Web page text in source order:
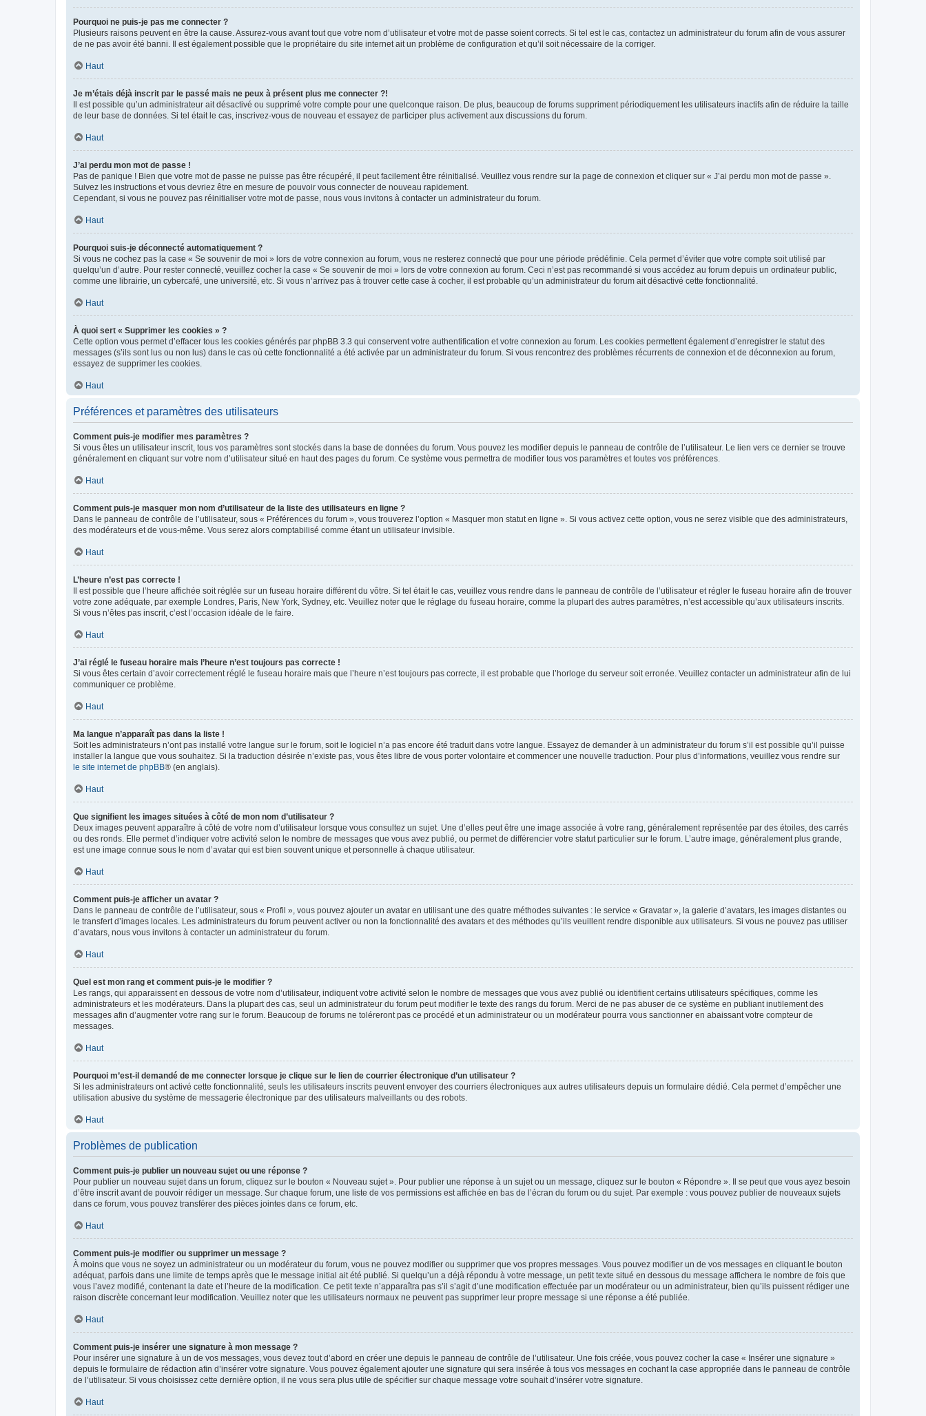
Pourquoi ne puis-je pas me connecter ?
Plusieurs raisons peuvent en être la cause. Assurez-vous avant tout que votre nom d’utilisateur et votre mot de passe soient corrects. Si tel est le cas, contactez un administrateur du forum afin de vous assurer
de ne pas avoir été banni. Il est également possible que le propriétaire du site internet ait un problème de configuration et qu’il soit nécessaire de la corriger.
Haut
Je m’étais déjà inscrit par le passé mais ne peux à présent plus me connecter ?!
Il est possible qu’un administrateur ait désactivé ou supprimé votre compte pour une quelconque raison. De plus, beaucoup de forums suppriment périodiquement les utilisateurs inactifs afin de réduire la taille
de leur base de données. Si tel était le cas, inscrivez-vous de nouveau et essayez de participer plus activement aux discussions du forum.
Haut
J’ai perdu mon mot de passe !
Pas de panique ! Bien que votre mot de passe ne puisse pas être récupéré, il peut facilement être réinitialisé. Veuillez vous rendre sur la page de connexion et cliquer sur « J’ai perdu mon mot de passe ».
Suivez les instructions et vous devriez être en mesure de pouvoir vous connecter de nouveau rapidement.
Cependant, si vous ne pouvez pas réinitialiser votre mot de passe, nous vous invitons à contacter un administrateur du forum.
Haut
Pourquoi suis-je déconnecté automatiquement ?
Si vous ne cochez pas la case « Se souvenir de moi » lors de votre connexion au forum, vous ne resterez connecté que pour une période prédéfinie. Cela permet d’éviter que votre compte soit utilisé par
quelqu’un d’autre. Pour rester connecté, veuillez cocher la case « Se souvenir de moi » lors de votre connexion au forum. Ceci n’est pas recommandé si vous accédez au forum depuis un ordinateur public,
comme une librairie, un cybercafé, une université, etc. Si vous n’arrivez pas à trouver cette case à cocher, il est probable qu’un administrateur du forum ait désactivé cette fonctionnalité.
Haut
À quoi sert « Supprimer les cookies » ?
Cette option vous permet d’effacer tous les cookies générés par phpBB 3.3 qui conservent votre authentification et votre connexion au forum. Les cookies permettent également d’enregistrer le statut des
messages (s’ils sont lus ou non lus) dans le cas où cette fonctionnalité a été activée par un administrateur du forum. Si vous rencontrez des problèmes récurrents de connexion et de déconnexion au forum,
essayez de supprimer les cookies.
Haut
Préférences et paramètres des utilisateurs
Comment puis-je modifier mes paramètres ?
Si vous êtes un utilisateur inscrit, tous vos paramètres sont stockés dans la base de données du forum. Vous pouvez les modifier depuis le panneau de contrôle de l’utilisateur. Le lien vers ce dernier se trouve
généralement en cliquant sur votre nom d’utilisateur situé en haut des pages du forum. Ce système vous permettra de modifier tous vos paramètres et toutes vos préférences.
Haut
Comment puis-je masquer mon nom d’utilisateur de la liste des utilisateurs en ligne ?
Dans le panneau de contrôle de l’utilisateur, sous « Préférences du forum », vous trouverez l’option « Masquer mon statut en ligne ». Si vous activez cette option, vous ne serez visible que des administrateurs,
des modérateurs et de vous-même. Vous serez alors comptabilisé comme étant un utilisateur invisible.
Haut
L’heure n’est pas correcte !
Il est possible que l’heure affichée soit réglée sur un fuseau horaire différent du vôtre. Si tel était le cas, veuillez vous rendre dans le panneau de contrôle de l’utilisateur et régler le fuseau horaire afin de trouver
votre zone adéquate, par exemple Londres, Paris, New York, Sydney, etc. Veuillez noter que le réglage du fuseau horaire, comme la plupart des autres paramètres, n’est accessible qu’aux utilisateurs inscrits.
Si vous n’êtes pas inscrit, c’est l’occasion idéale de le faire.
Haut
J’ai réglé le fuseau horaire mais l’heure n’est toujours pas correcte !
Si vous êtes certain d’avoir correctement réglé le fuseau horaire mais que l’heure n’est toujours pas correcte, il est probable que l’horloge du serveur soit erronée. Veuillez contacter un administrateur afin de lui
communiquer ce problème.
Haut
Ma langue n’apparaît pas dans la liste !
Soit les administrateurs n’ont pas installé votre langue sur le forum, soit le logiciel n’a pas encore été traduit dans votre langue. Essayez de demander à un administrateur du forum s’il est possible qu’il puisse
installer la langue que vous souhaitez. Si la traduction désirée n’existe pas, vous êtes libre de vous porter volontaire et commencer une nouvelle traduction. Pour plus d’informations, veuillez vous rendre sur
le site internet de phpBB® (en anglais).
Haut
Que signifient les images situées à côté de mon nom d’utilisateur ?
Deux images peuvent apparaître à côté de votre nom d’utilisateur lorsque vous consultez un sujet. Une d’elles peut être une image associée à votre rang, généralement représentée par des étoiles, des carrés
ou des ronds. Elle permet d’indiquer votre activité selon le nombre de messages que vous avez publié, ou permet de différencier votre statut particulier sur le forum. L’autre image, généralement plus grande,
est une image connue sous le nom d’avatar qui est bien souvent unique et personnelle à chaque utilisateur.
Haut
Comment puis-je afficher un avatar ?
Dans le panneau de contrôle de l’utilisateur, sous « Profil », vous pouvez ajouter un avatar en utilisant une des quatre méthodes suivantes : le service « Gravatar », la galerie d’avatars, les images distantes ou
le transfert d’images locales. Les administrateurs du forum peuvent activer ou non la fonctionnalité des avatars et des méthodes qu’ils veuillent rendre disponible aux utilisateurs. Si vous ne pouvez pas utiliser
d’avatars, nous vous invitons à contacter un administrateur du forum.
Haut
Quel est mon rang et comment puis-je le modifier ?
Les rangs, qui apparaissent en dessous de votre nom d’utilisateur, indiquent votre activité selon le nombre de messages que vous avez publié ou identifient certains utilisateurs spécifiques, comme les
administrateurs et les modérateurs. Dans la plupart des cas, seul un administrateur du forum peut modifier le texte des rangs du forum. Merci de ne pas abuser de ce système en publiant inutilement des
messages afin d’augmenter votre rang sur le forum. Beaucoup de forums ne toléreront pas ce procédé et un administrateur ou un modérateur pourra vous sanctionner en abaissant votre compteur de
messages.
Haut
Pourquoi m’est-il demandé de me connecter lorsque je clique sur le lien de courrier électronique d’un utilisateur ?
Si les administrateurs ont activé cette fonctionnalité, seuls les utilisateurs inscrits peuvent envoyer des courriers électroniques aux autres utilisateurs depuis un formulaire dédié. Cela permet d’empêcher une
utilisation abusive du système de messagerie électronique par des utilisateurs malveillants ou des robots.
Haut
Problèmes de publication
Comment puis-je publier un nouveau sujet ou une réponse ?
Pour publier un nouveau sujet dans un forum, cliquez sur le bouton « Nouveau sujet ». Pour publier une réponse à un sujet ou un message, cliquez sur le bouton « Répondre ». Il se peut que vous ayez besoin
d’être inscrit avant de pouvoir rédiger un message. Sur chaque forum, une liste de vos permissions est affichée en bas de l’écran du forum ou du sujet. Par exemple : vous pouvez publier de nouveaux sujets
dans ce forum, vous pouvez transférer des pièces jointes dans ce forum, etc.
Haut
Comment puis-je modifier ou supprimer un message ?
À moins que vous ne soyez un administrateur ou un modérateur du forum, vous ne pouvez modifier ou supprimer que vos propres messages. Vous pouvez modifier un de vos messages en cliquant le bouton
adéquat, parfois dans une limite de temps après que le message initial ait été publié. Si quelqu’un a déjà répondu à votre message, un petit texte situé en dessous du message affichera le nombre de fois que
vous l’avez modifié, contenant la date et l’heure de la modification. Ce petit texte n’apparaîtra pas s’il s’agit d’une modification effectuée par un modérateur ou un administrateur, bien qu’ils puissent rédiger une
raison discrète concernant leur modification. Veuillez noter que les utilisateurs normaux ne peuvent pas supprimer leur propre message si une réponse a été publiée.
Haut
Comment puis-je insérer une signature à mon message ?
Pour insérer une signature à un de vos messages, vous devez tout d’abord en créer une depuis le panneau de contrôle de l’utilisateur. Une fois créée, vous pouvez cocher la case « Insérer une signature »
depuis le formulaire de rédaction afin d’insérer votre signature. Vous pouvez également ajouter une signature qui sera insérée à tous vos messages en cochant la case appropriée dans le panneau de contrôle
de l’utilisateur. Si vous choisissez cette dernière option, il ne vous sera plus utile de spécifier sur chaque message votre souhait d’insérer votre signature.
Haut